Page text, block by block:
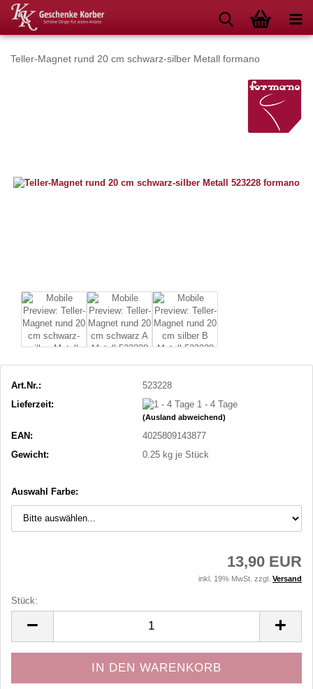
Teller-Magnet rund 20 cm schwarz-silber Metall formano
Art.Nr.:
523228
Lieferzeit:
1 - 4 Tage
(Ausland abweichend)
EAN:
4025809143877
Gewicht:
0.25 kg je Stück
Auswahl Farbe:
13,90 EUR
inkl. 19% MwSt. zzgl. Versand
Stück: